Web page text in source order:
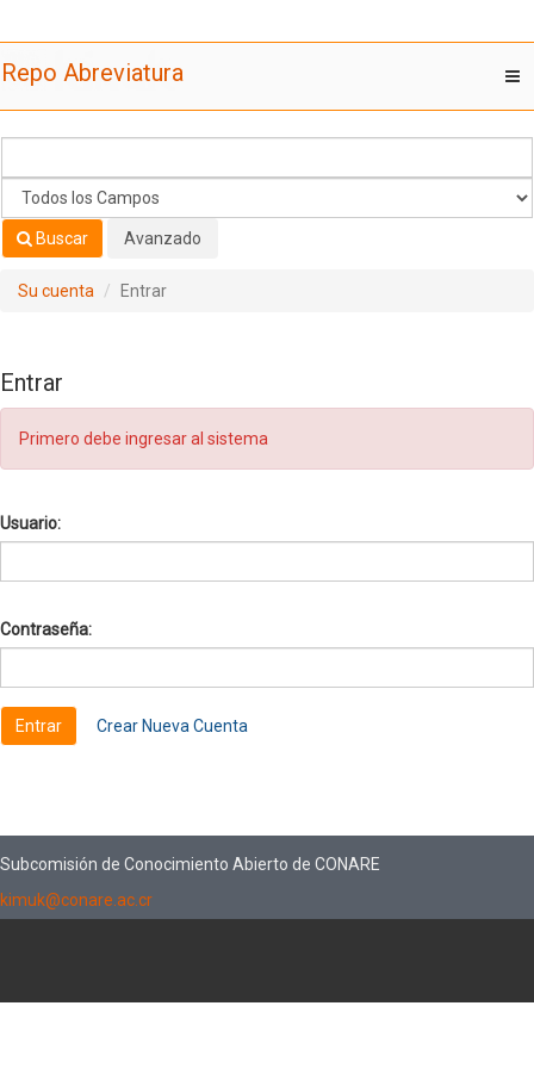
Repo Abreviatura
Buscar Avanzado
Su cuenta Entrar
Entrar
Primero debe ingresar al sistema
Usuario:
Contraseña:
Crear Nueva Cuenta
Subcomisión de Conocimiento Abierto de CONARE
kimuk@conare.ac.cr